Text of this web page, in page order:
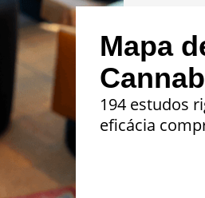
Mapa
194 estudos
eficácia